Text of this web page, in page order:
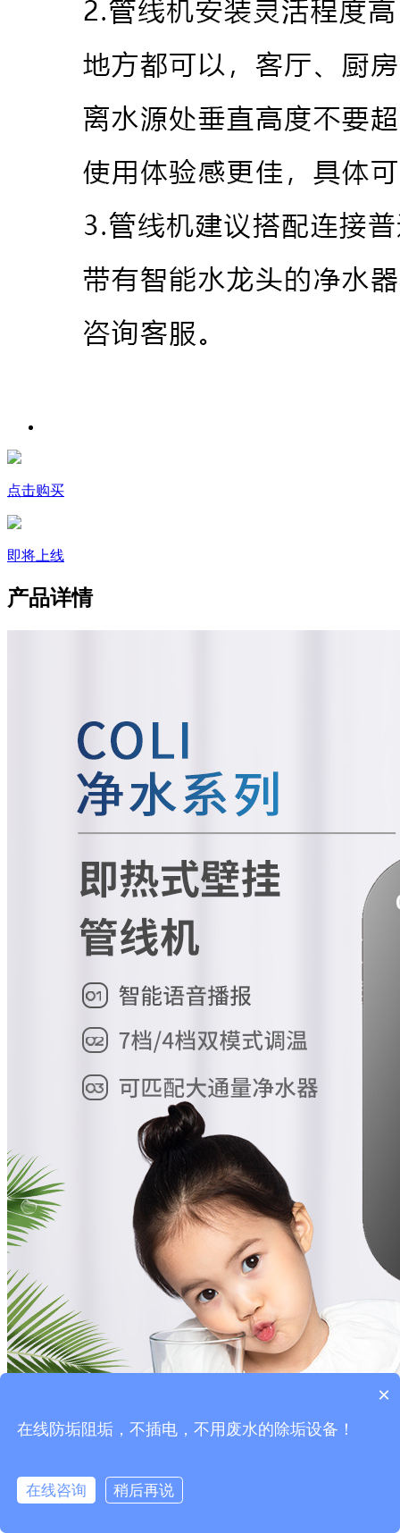
点击购买
即将上线
产品详情
×
在线防垢阻垢，不插电，不用废水的除垢设备！
在线咨询
稍后再说
在线咨询